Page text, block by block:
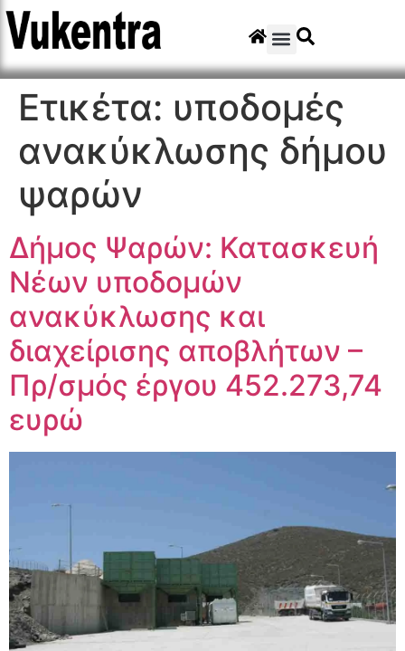
Ετικέτα: υποδομές
ανακύκλωσης δήμου
ψαρών
Δήμος Ψαρών: Κατασκευή
Νέων υποδομών
ανακύκλωσης και
διαχείρισης αποβλήτων –
Πρ/σμός έργου 452.273,74
ευρώ